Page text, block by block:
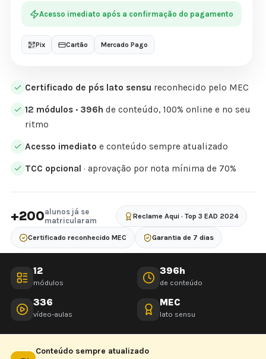
Certificado de pós lato sensu reconhecido pelo MEC
12 módulos · 396h de conteúdo, 100% online e no seu
ritmo
Acesso imediato e conteúdo sempre atualizado
TCC opcional · aprovação por nota mínima de 70%
+200alunos já se
matricularam
Reclame Aqui · Top 3 EAD 2024
Certificado reconhecido MEC Garantia de 7 dias
Acesso imediato após a confirmação do pagamento
Pix Cartão Mercado Pago
12
módulos
396h
de conteúdo
336
vídeo-aulas
MEC
lato sensu
Conteúdo sempre atualizado